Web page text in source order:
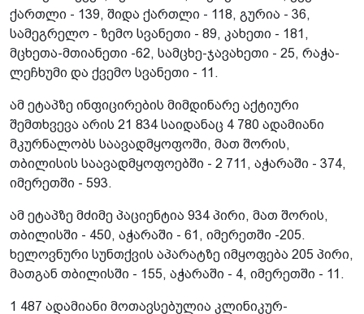
ქართლი - 139, შიდა ქართლი - 118, გურია - 36,
სამეგრელო - ზემო სვანეთი - 89, კახეთი - 181,
მცხეთა-მთიანეთი -62, სამცხე-ჯავახეთი - 25, რაჭა-
ლეჩხუმი და ქვემო სვანეთი - 11.
ამ ეტაპზე ინფიცირების მიმდინარე აქტიური
შემთხვევა არის 21 834 საიდანაც 4 780 ადამიანი
მკურნალობს საავადმყოფოში, მათ შორის,
თბილისის საავადმყოფოებში - 2 711, აჭარაში - 374,
იმერეთში - 593.
ამ ეტაპზე მძიმე პაციენტია 934 პირი, მათ შორის,
თბილისში - 450, აჭარაში - 61, იმერეთში -205.
ხელოვნური სუნთქვის აპარატზე იმყოფება 205 პირი,
მათგან თბილისში - 155, აჭარაში - 4, იმერეთში - 11.
1 487 ადამიანი მოთავსებულია კლინიკურ-